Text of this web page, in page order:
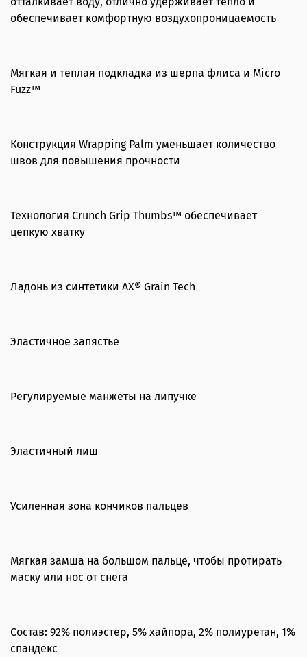
обеспечивает комфортную воздухопроницаемость
Мягкая и теплая подкладка из шерпа флиса и Micro
Fuzz™
Конструкция Wrapping Palm уменьшает количество
швов для повышения прочности
Технология Crunch Grip Thumbs™ обеспечивает
цепкую хватку
Ладонь из синтетики AX® Grain Tech
Эластичное запястье
Регулируемые манжеты на липучке
Эластичный лиш
Усиленная зона кончиков пальцев
Мягкая замша на большом пальце, чтобы протирать
маску или нос от снега
Состав: 92% полиэстер, 5% хайпора, 2% полиуретан, 1%
спандекс